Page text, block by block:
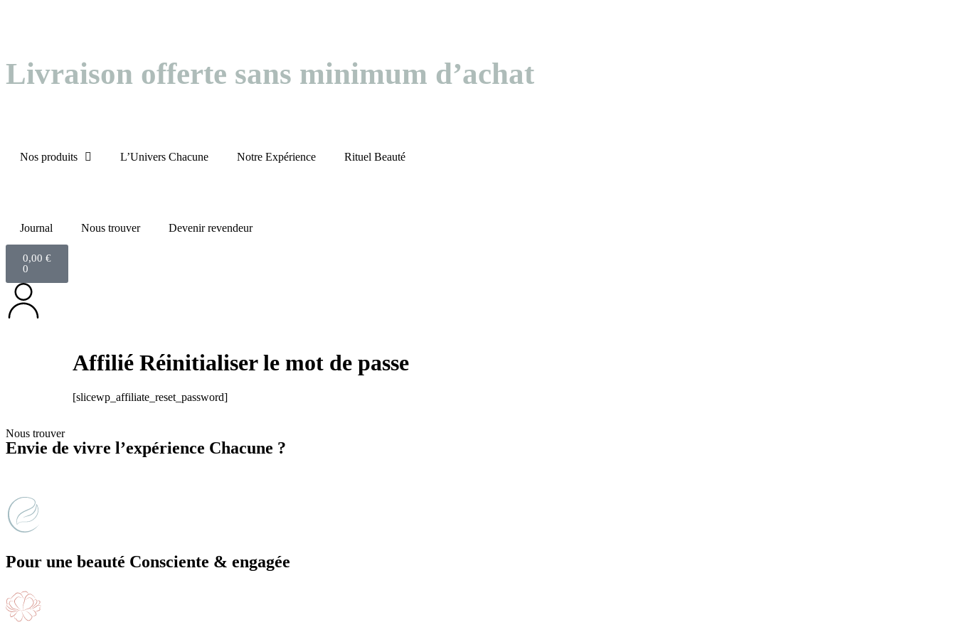
Livraison offerte sans minimum d’achat
Nos produits L’Univers Chacune Notre Expérience Rituel Beauté
Journal Nous trouver Devenir revendeur
0,00 €
0
Affilié Réinitialiser le mot de passe
[slicewp_affiliate_reset_password]
Nous trouver
Envie de vivre l’expérience Chacune ?
Pour une beauté Consciente & engagée